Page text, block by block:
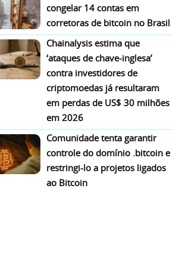
congelar 14 contas em
corretoras de bitcoin no Brasil
Chainalysis estima que
‘ataques de chave-inglesa’
contra investidores de
criptomoedas já resultaram
em perdas de US$ 30 milhões
em 2026
Comunidade tenta garantir
controle do domínio .bitcoin e
restringi-lo a projetos ligados
ao Bitcoin